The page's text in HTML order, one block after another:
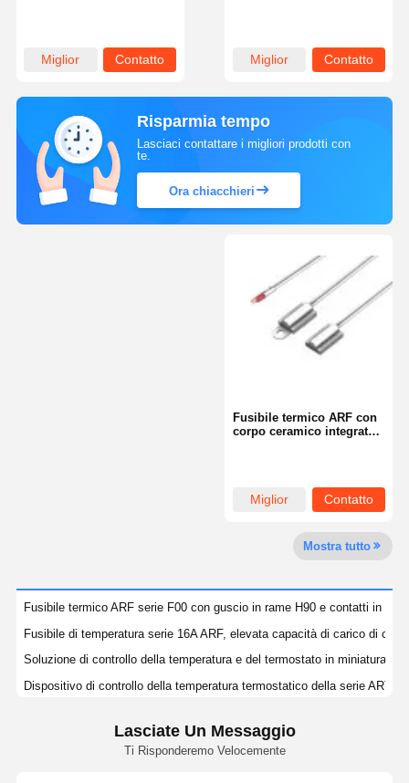
Miglior
Contatto
Miglior
Contatto
Risparmia tempo
Lasciaci contattare i migliori prodotti con
te.
Ora chiacchieri
Fusibile termico ARF con
corpo ceramico integrato
Miglior
Contatto
Mostra tutto
Fusibile termico ARF serie F00 con guscio in rame H90 e contatti in
Fusibile di temperatura serie 16A ARF, elevata capacità di carico di
Soluzione di controllo della temperatura e del termostato in miniatura
Dispositivo di controllo della temperatura termostatico della serie ART
Sensori della serie ARS Sensori industriali che offrono prestazioni
Lasciate Un Messaggio
Ti Risponderemo Velocemente